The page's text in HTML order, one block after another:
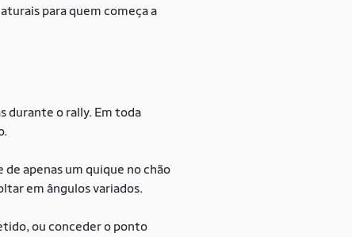
para quem começa a
durante o rally. Em toda
apenas um quique no chão
em ângulos variados.
ou conceder o ponto